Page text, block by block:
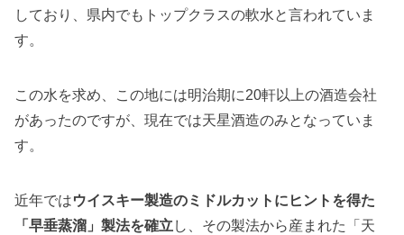
しており、県内でもトップクラスの軟水と言われていま
す。
この水を求め、この地には明治期に20軒以上の酒造会社
があったのですが、現在では天星酒造のみとなっていま
す。
近年ではウイスキー製造のミドルカットにヒントを得た
「早垂蒸溜」製法を確立 し、その製法から産まれた「天